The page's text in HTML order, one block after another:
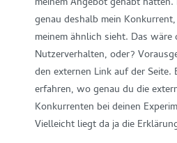
meinem Angebot gehabt
genau deshalb mein
meinem ähnlich sieht. Das
Nutzerverhalten, oder?
den externen Link auf der Seite.
erfahren, wo genau du die
Konkurrenten bei deinen
Vielleicht liegt da ja die